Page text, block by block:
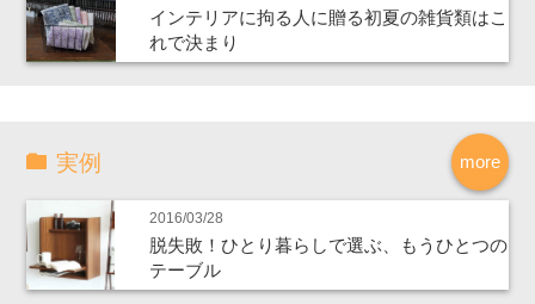
インテリアに拘る人に贈る初夏の雑貨類はこ
れで決まり
more
実例
2016/03/28
脱失敗！ひとり暮らしで選ぶ、もうひとつの
テーブル